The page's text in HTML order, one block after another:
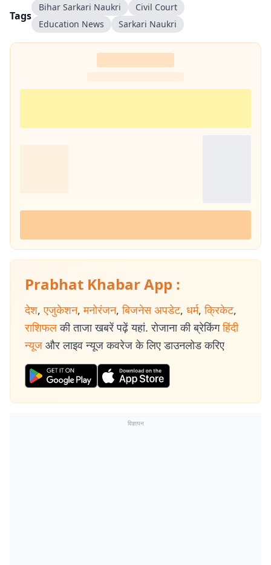
Tags
Bihar Sarkari Naukri
Civil Court
Education News
Sarkari Naukri
Prabhat Khabar App :
देश, एजुकेशन, मनोरंजन, बिजनेस अपडेट, धर्म, क्रिकेट,
राशिफल की ताजा खबरें पढ़ें यहां. रोजाना की ब्रेकिंग हिंदी
न्यूज और लाइव न्यूज कवरेज के लिए डाउनलोड करिए
विज्ञापन